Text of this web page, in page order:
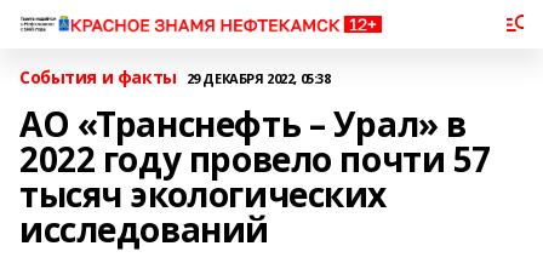
События и факты 29 ДЕКАБРЯ 2022, 05:38
АО «Транснефть – Урал» в
2022 году провело почти 57
тысяч экологических
исследований